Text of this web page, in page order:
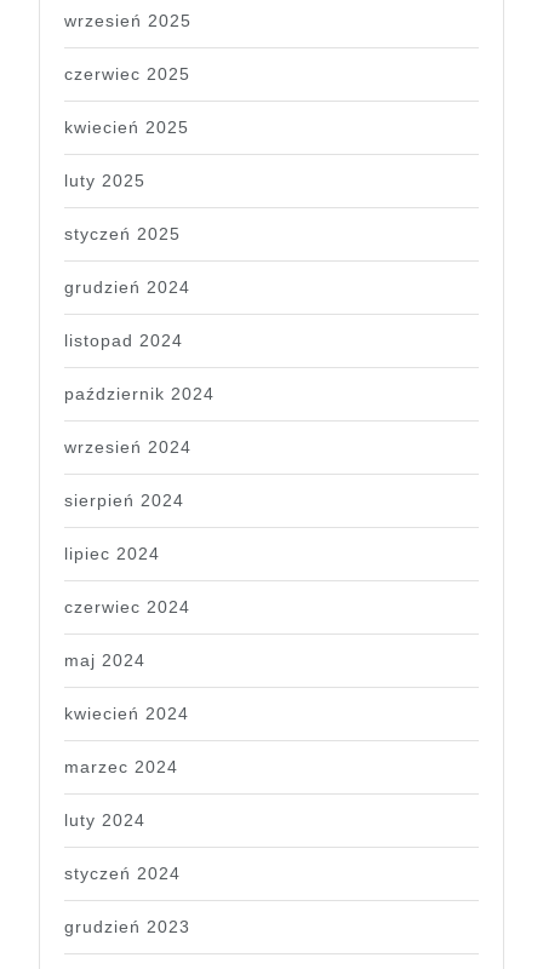
wrzesień 2025
czerwiec 2025
kwiecień 2025
luty 2025
styczeń 2025
grudzień 2024
listopad 2024
październik 2024
wrzesień 2024
sierpień 2024
lipiec 2024
czerwiec 2024
maj 2024
kwiecień 2024
marzec 2024
luty 2024
styczeń 2024
grudzień 2023